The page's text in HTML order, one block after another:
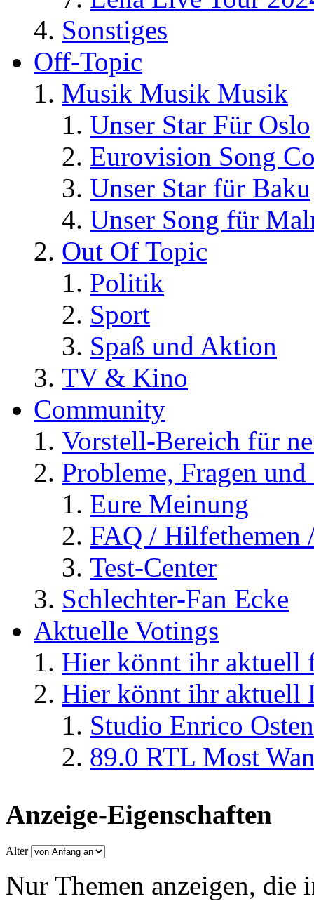
Sonstiges
Off-Topic
Musik Musik Musik
Unser Star Für Oslo
Eurovision Song
Unser Star für Baku
Unser Song für
Out Of Topic
Politik
Sport
Spaß und Aktion
TV & Kino
Community
Vorstell-Bereich für
Probleme, Fragen
Eure Meinung
FAQ / Hilfethemen
Test-Center
Schlechter-Fan Ecke
Aktuelle Votings
Hier könnt ihr aktuell
Hier könnt ihr aktuell
Studio Enrico
89.0 RTL Most
Anzeige-Eigenschaften
Alter
Nur Themen anzeigen, die